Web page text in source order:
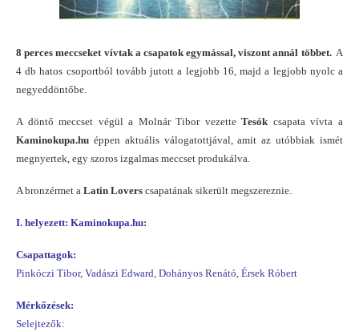
8 perces meccseket vívtak a csapatok egymással, viszont annál többet.A
4 db hatos csoportból tovább jutott a legjobb 16, majd a legjobb nyolc a
negyeddöntőbe.
A döntő meccset végül a Molnár Tibor vezetteTesók csapata vívta a
Kaminokupa.hu éppen aktuális válogatottjával, amit az utóbbiak ismét
megnyertek, egy szoros izgalmas meccset produkálva.
A bronzérmet a Latin Lovers csapatának sikerült megszereznie.
I. helyezett: Kaminokupa.hu:
Csapattagok:
Pinkóczi Tibor, Vadászi Edward, Dohányos Renátó, Érsek Róbert
Mérkőzések:
Selejtezők: